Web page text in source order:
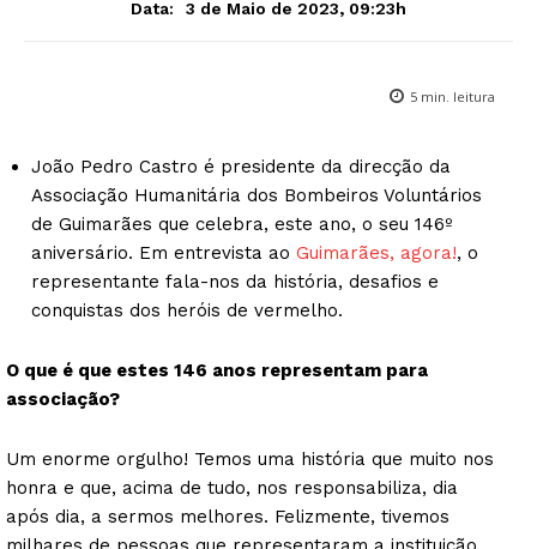
Data:
3 de Maio de 2023, 09:23h
5 min. leitura
João Pedro Castro é presidente da direcção da
Associação Humanitária dos Bombeiros Voluntários
de Guimarães que celebra, este ano, o seu 146º
aniversário. Em entrevista ao Guimarães, agora!, o
representante fala-nos da história, desafios e
conquistas dos heróis de vermelho.
O que é que estes 146 anos representam para
associação?
Um enorme orgulho! Temos uma história que muito nos
honra e que, acima de tudo, nos responsabiliza, dia
após dia, a sermos melhores. Felizmente, tivemos